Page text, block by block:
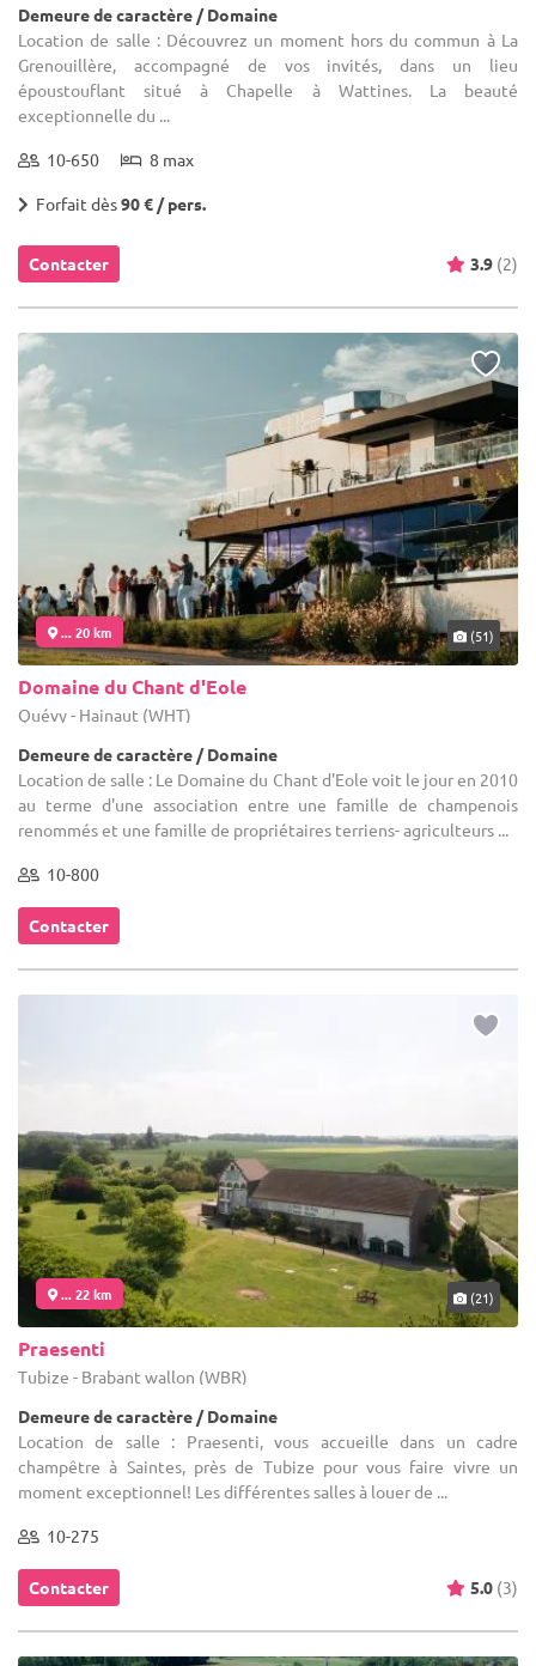
Demeure de caractère / Domaine
Location de salle : Découvrez un moment hors du commun à La
Grenouillère, accompagné de vos invités, dans un lieu
époustouflant situé à Chapelle à Wattines. La beauté
exceptionnelle du ...
10-650 8 max
Forfait dès90 € / pers.
Contacter 3.9 (2)
... 20 km (51)
Domaine du Chant d'Eole
Quévy - Hainaut (WHT)
Demeure de caractère / Domaine
Location de salle : Le Domaine du Chant d'Eole voit le jour en 2010
au terme d'une association entre une famille de champenois
renommés et une famille de propriétaires terriens- agriculteurs ...
10-800
Contacter
... 22 km (21)
Praesenti
Tubize - Brabant wallon (WBR)
Demeure de caractère / Domaine
Location de salle : Praesenti, vous accueille dans un cadre
champêtre à Saintes, près de Tubize pour vous faire vivre un
moment exceptionnel! Les différentes salles à louer de ...
10-275
Contacter 5.0 (3)